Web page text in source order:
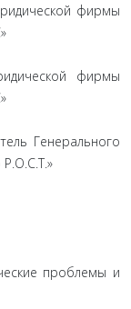
фирмы
фирмы
Генерального
проблемы и